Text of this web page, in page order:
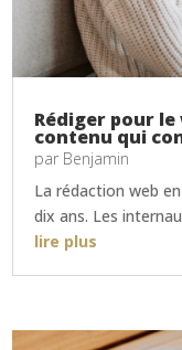
Rédiger pour le
contenu qui
par Benjamin
La rédaction web
dix ans. Les
lire plus